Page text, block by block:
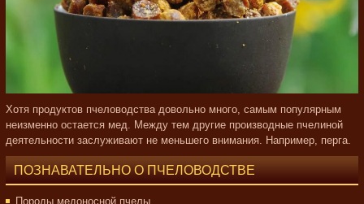
Хотя продуктов пчеловодства довольно много, самым популярным
неизменно остается мед. Между тем другие производные пчелиной
деятельности заслуживают не меньшего внимания. Например, перга.
ПОЗНАВАТЕЛЬНО О ПЧЕЛОВОДСТВЕ
Породы медоносной пчелы